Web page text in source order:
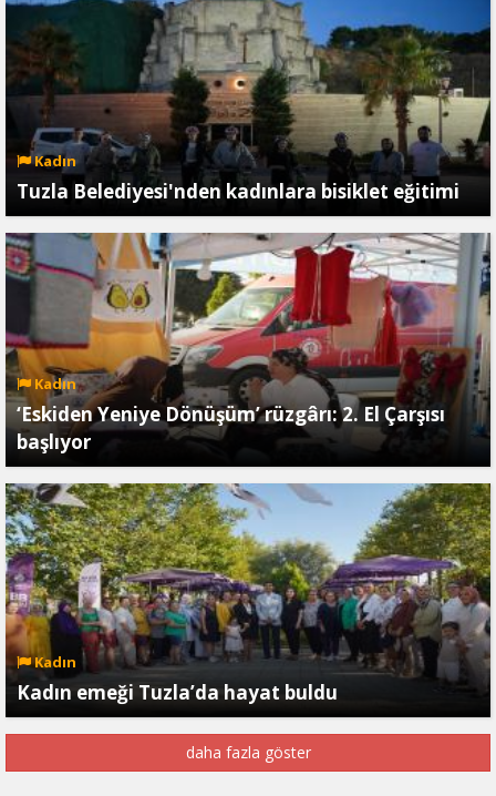
Kadın
Tuzla Belediyesi'nden kadınlara bisiklet eğitimi
Kadın
‘Eskiden Yeniye Dönüşüm’ rüzgârı: 2. El Çarşısı
başlıyor
Kadın
Kadın emeği Tuzla’da hayat buldu
daha fazla göster